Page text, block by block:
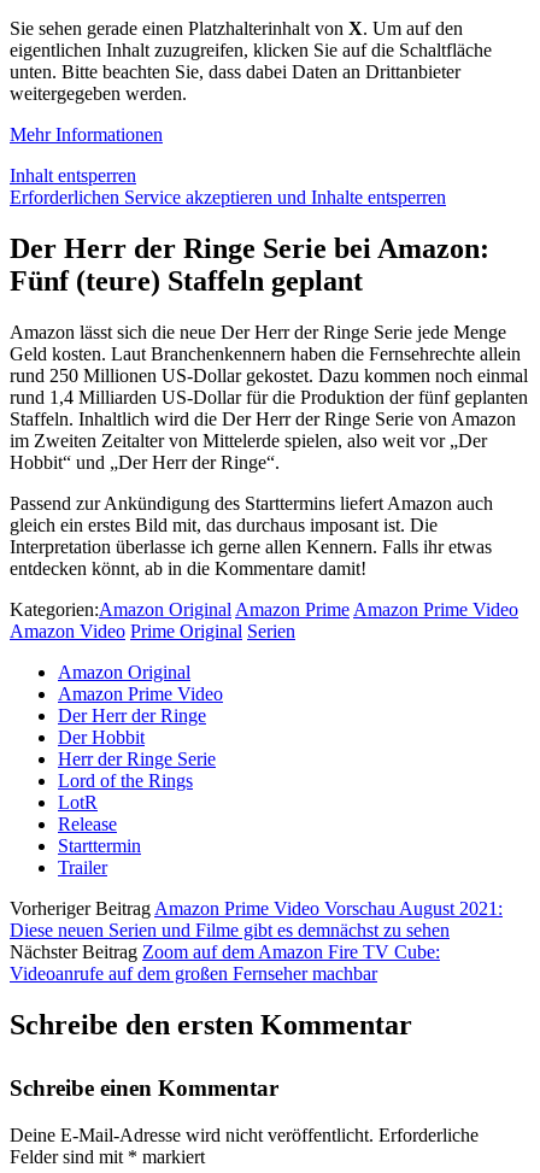
Sie sehen gerade einen Platzhalterinhalt von X. Um auf den
eigentlichen Inhalt zuzugreifen, klicken Sie auf die Schaltfläche
unten. Bitte beachten Sie, dass dabei Daten an Drittanbieter
weitergegeben werden.
Mehr Informationen
Inhalt entsperren
Erforderlichen Service akzeptieren und Inhalte entsperren
Der Herr der Ringe Serie bei Amazon:
Fünf (teure) Staffeln geplant
Amazon lässt sich die neue Der Herr der Ringe Serie jede Menge
Geld kosten. Laut Branchenkennern haben die Fernsehrechte allein
rund 250 Millionen US-Dollar gekostet. Dazu kommen noch einmal
rund 1,4 Milliarden US-Dollar für die Produktion der fünf geplanten
Staffeln. Inhaltlich wird die Der Herr der Ringe Serie von Amazon
im Zweiten Zeitalter von Mittelerde spielen, also weit vor „Der
Hobbit“ und „Der Herr der Ringe“.
Passend zur Ankündigung des Starttermins liefert Amazon auch
gleich ein erstes Bild mit, das durchaus imposant ist. Die
Interpretation überlasse ich gerne allen Kennern. Falls ihr etwas
entdecken könnt, ab in die Kommentare damit!
Kategorien:Amazon Original Amazon Prime Amazon Prime Video
Amazon Video Prime Original Serien
Amazon Original
Amazon Prime Video
Der Herr der Ringe
Der Hobbit
Herr der Ringe Serie
Lord of the Rings
LotR
Release
Starttermin
Trailer
Vorheriger Beitrag Amazon Prime Video Vorschau August 2021:
Diese neuen Serien und Filme gibt es demnächst zu sehen
Nächster Beitrag Zoom auf dem Amazon Fire TV Cube:
Videoanrufe auf dem großen Fernseher machbar
Schreibe den ersten Kommentar
Schreibe einen Kommentar
Deine E-Mail-Adresse wird nicht veröffentlicht. Erforderliche
Felder sind mit * markiert